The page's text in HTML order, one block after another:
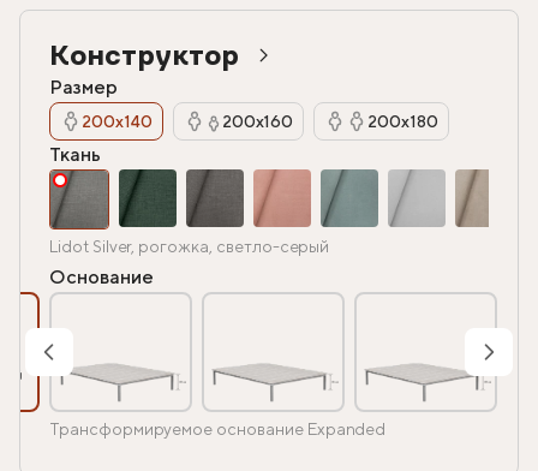
Конструктор
Размер
200х140 200х160 200х180
Ткань
Lidot Silver, рогожка, светло-серый
Основание
Трансформируемое основание Expanded